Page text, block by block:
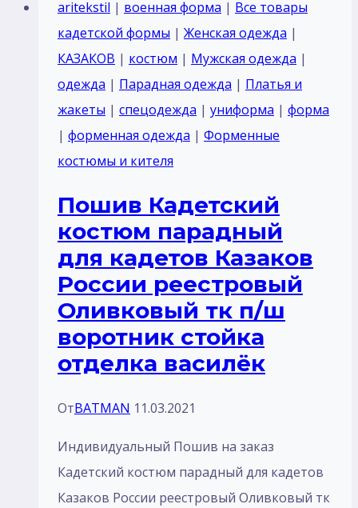
для
Кадетов
МЧС
курсантов
Россия
синий
отделка
тк
п/
ш
или
габардин
aritekstil | военная форма | Все товары
кадетской формы | Женская одежда |
КАЗАКОВ | костюм | Мужская одежда |
одежда | Парадная одежда | Платья и
жакеты | спецодежда | униформа | форма
| форменная одежда | Форменные
костюмы и кителя
Пошив Кадетский
костюм парадный
для кадетов Казаков
России реестровый
Оливковый тк п/ш
воротник стойка
отделка василёк
ОтBATMAN 11.03.2021
Индивидуальный Пошив на заказ
Кадетский костюм парадный для кадетов
Казаков России реестровый Оливковый тк